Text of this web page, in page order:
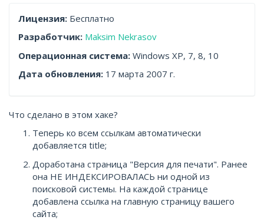
Лицензия: Бесплатно
Разработчик: Maksim Nekrasov
Операционная система: Windows XP, 7, 8, 10
Дата обновления: 17 марта 2007 г.
Что сделано в этом хаке?
Теперь ко всем ссылкам автоматически
добавляется title;
Доработана страница "Версия для печати". Ранее
она НЕ ИНДЕКСИРОВАЛАСЬ ни одной из
поисковой системы. На каждой странице
добавлена ссылка на главную страницу вашего
сайта;